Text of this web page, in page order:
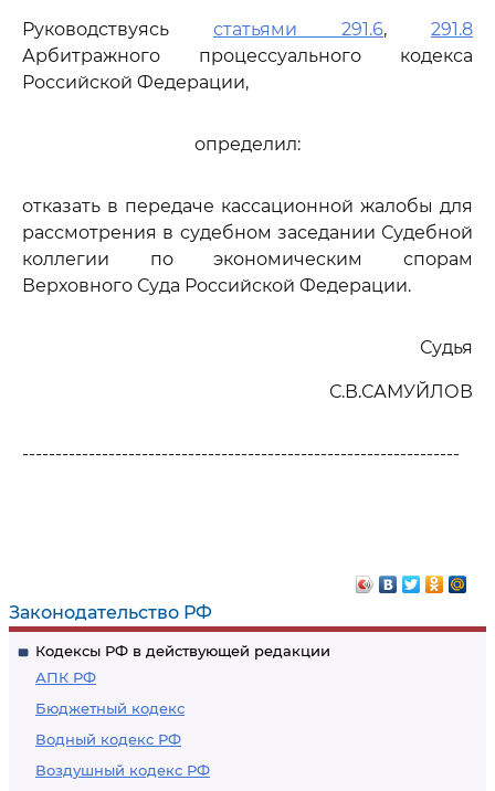
Законодательство РФ
Кодексы РФ в действующей редакции
АПК РФ
Бюджетный кодекс
Водный кодекс РФ
Воздушный кодекс РФ
Руководствуясь статьями 291.6, 291.8
Арбитражного процессуального кодекса
Российской Федерации,
определил:
отказать в передаче кассационной жалобы для
рассмотрения в судебном заседании Судебной
коллегии по экономическим спорам
Верховного Суда Российской Федерации.
Судья
С.В.САМУЙЛОВ
------------------------------------------------------------------